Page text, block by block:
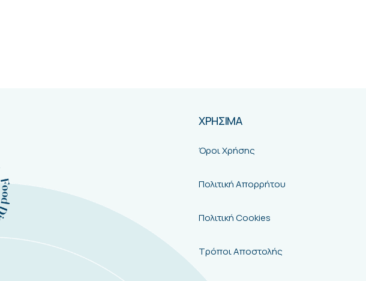
ΧΡΗΣΙΜΑ
Όροι Χρήσης
Πολιτική Απορρήτου
Πολιτική Cookies
Τρόποι Αποστολής